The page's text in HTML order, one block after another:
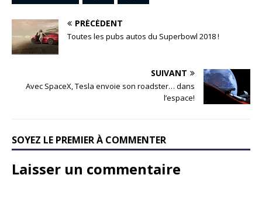
PRÉCÉDENT
Toutes les pubs autos du Superbowl 2018 !
SUIVANT
Avec SpaceX, Tesla envoie son roadster… dans
l’espace!
SOYEZ LE PREMIER À COMMENTER
Laisser un commentaire